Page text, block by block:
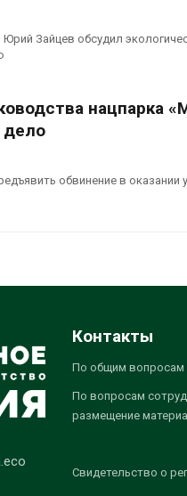
Зайцев обсудил
нацпарка
дело
обвинение в
Контакты
По общим вопросам
По вопросам
размещение
Свидетельство о